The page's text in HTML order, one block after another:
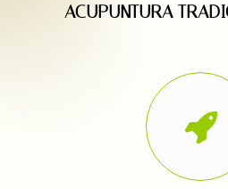
ACUPUNTURA